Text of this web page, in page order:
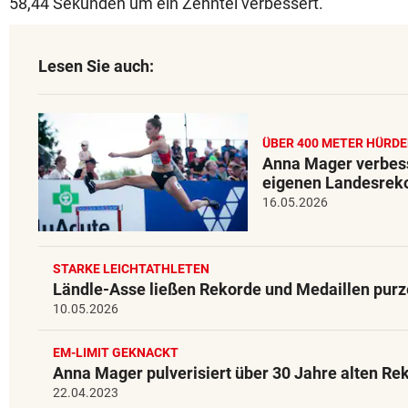
Lesen Sie auch:
ÜBER 400 METER
Anna Mager
eigenen
16.05.2026
STARKE LEICHTATHLETEN
Ländle-Asse ließen Rekorde und Medaillen
10.05.2026
EM-LIMIT GEKNACKT
Anna Mager pulverisiert über 30 Jahre alten
22.04.2023